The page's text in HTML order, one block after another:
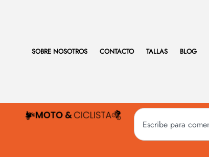
SOBRE NOSOTROS CONTACTO TALLAS BLOG